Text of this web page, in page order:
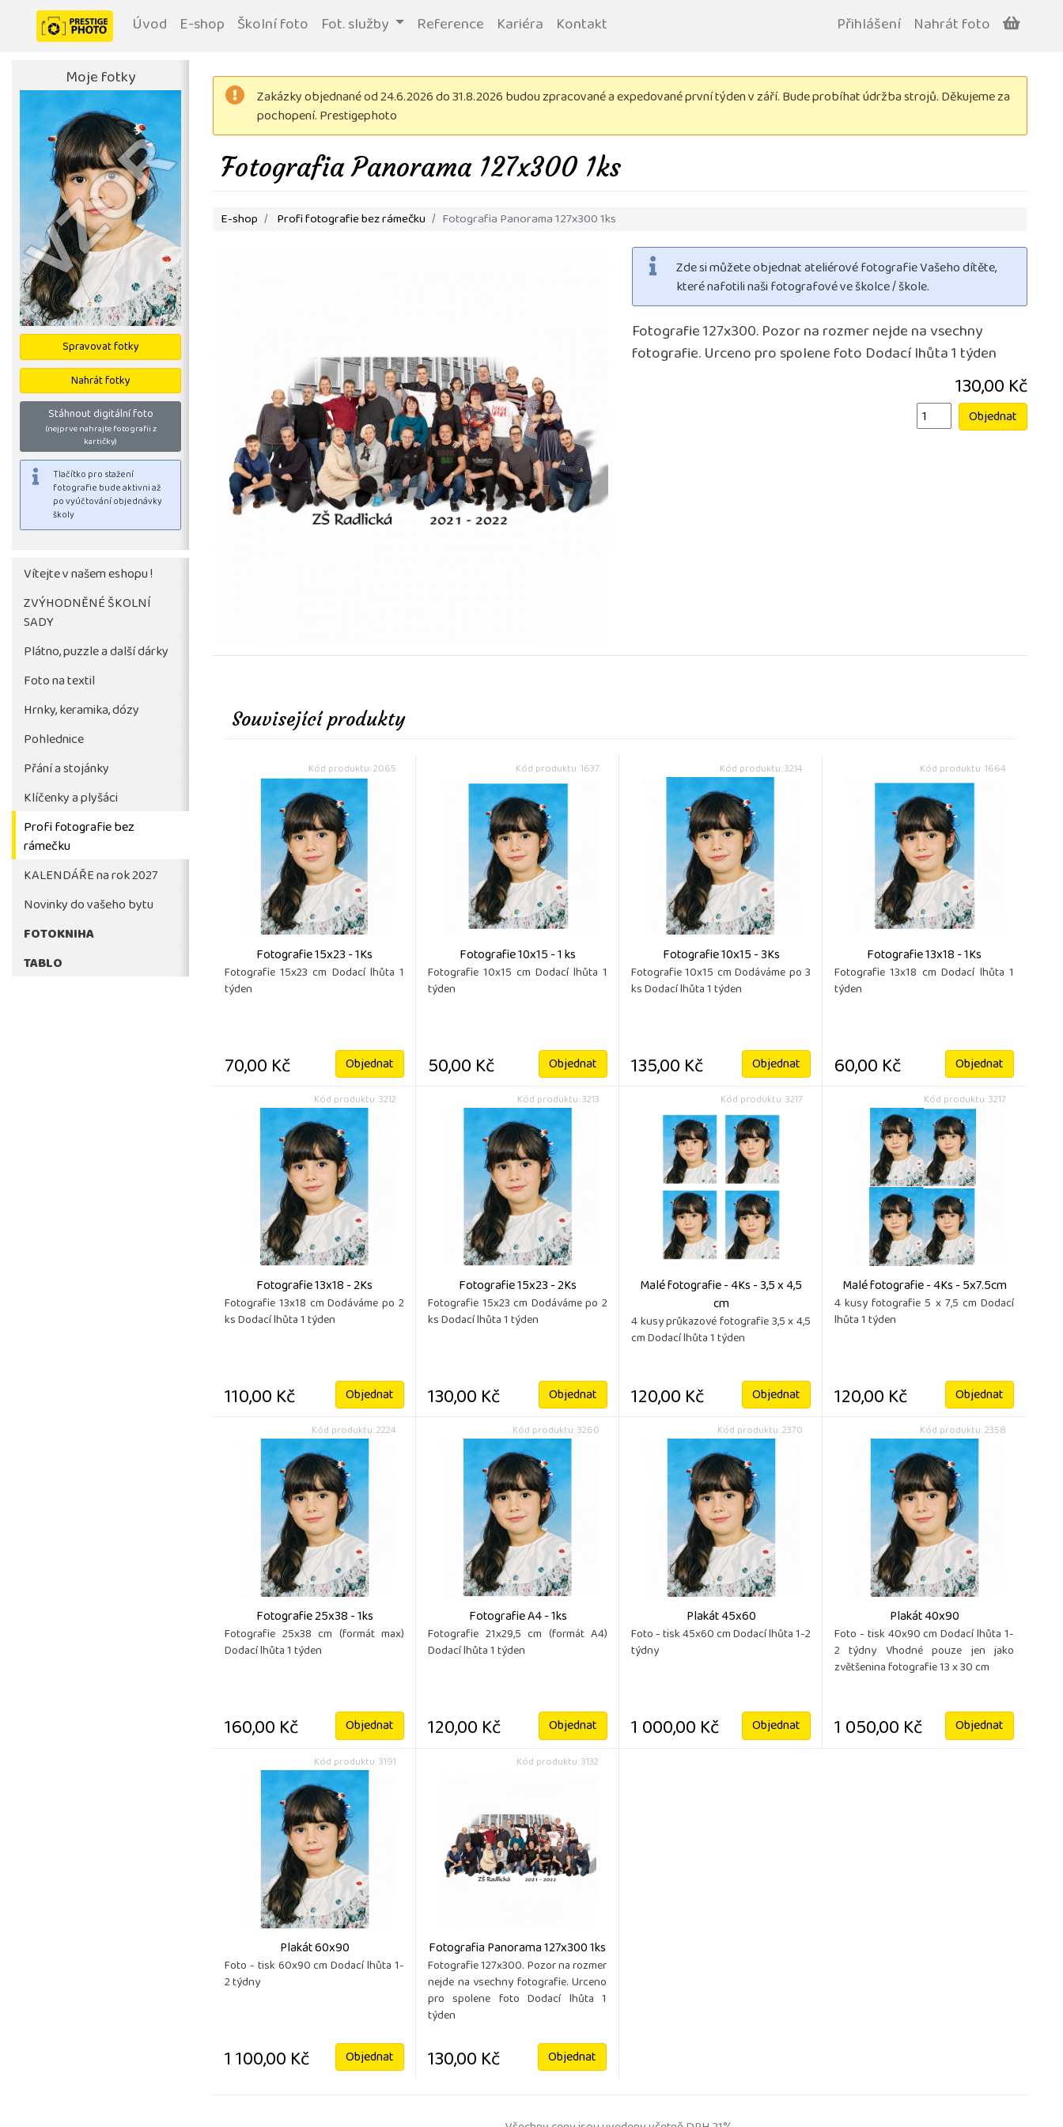
Úvod E-shop Školní foto Fot. služby Reference Kariéra Kontakt Přihlášení Nahrát foto
Moje fotky
Spravovat fotky
Nahrát fotky
Stáhnout digitální foto
(nejprve nahrajte fotografii z
kartičky)
fotografie bude aktivni až
po vyúčtování objednávky
školy
Vítejte v našem eshopu !
ZVÝHODNĚNÉ ŠKOLNÍ
SADY
Plátno, puzzle a další dárky
Foto na textil
Hrnky, keramika, dózy
Pohlednice
Přání a stojánky
Klíčenky a plyšáci
Profi fotografie bez
rámečku
KALENDÁŘE na rok 2027
Novinky do vašeho bytu
FOTOKNIHA
TABLO
Zakázky objednané od 24.6.2026 do 31.8.2026 budou zpracované a expedované první týden v září. Bude probíhat údržba strojů. Děkujeme za
pochopení. Prestigephoto
Fotografia Panorama 127x300 1ks
E-shop Profi fotografie bez rámečku Fotografia Panorama 127x300 1ks
Zde si můžete objednat ateliérové fotografie Vašeho dítěte,
které nafotili naši fotografové ve školce / škole.
Fotografie 127x300. Pozor na rozmer nejde na vsechny
fotografie. Urceno pro spolene foto Dodací lhůta 1 týden
130,00 Kč
Objednat
Související produkty
Kód produktu: 2065
Fotografie 15x23 - 1Ks
Fotografie 15x23 cm Dodací lhůta 1
týden
70,00 Kč Objednat
Kód produktu: 1637
Fotografie 10x15 - 1 ks
Fotografie 10x15 cm Dodací lhůta 1
týden
50,00 Kč Objednat
Kód produktu: 3214
Fotografie 10x15 - 3Ks
Fotografie 10x15 cm Dodáváme po 3
ks Dodací lhůta 1 týden
135,00 Kč Objednat
Kód produktu: 1664
Fotografie 13x18 - 1Ks
Fotografie 13x18 cm Dodací lhůta 1
týden
60,00 Kč Objednat
Kód produktu: 3212
Fotografie 13x18 - 2Ks
Fotografie 13x18 cm Dodáváme po 2
ks Dodací lhůta 1 týden
110,00 Kč Objednat
Kód produktu: 3213
Fotografie 15x23 - 2Ks
Fotografie 15x23 cm Dodáváme po 2
ks Dodací lhůta 1 týden
130,00 Kč Objednat
Kód produktu: 3217
Malé fotografie - 4Ks - 3,5 x 4,5
cm
4 kusy průkazové fotografie 3,5 x 4,5
cm Dodací lhůta 1 týden
120,00 Kč Objednat
Kód produktu: 3217
Malé fotografie - 4Ks - 5x7.5cm
4 kusy fotografie 5 x 7,5 cm Dodací
lhůta 1 týden
120,00 Kč Objednat
Kód produktu: 2224
Fotografie 25x38 - 1ks
Fotografie 25x38 cm (formát max)
Dodací lhůta 1 týden
160,00 Kč Objednat
Kód produktu: 3260
Fotografie A4 - 1ks
Fotografie 21x29,5 cm (formát A4)
Dodací lhůta 1 týden
120,00 Kč Objednat
Kód produktu: 2370
Plakát 45x60
Foto - tisk 45x60 cm Dodací lhůta 1-2
týdny
1 000,00 Kč Objednat
Kód produktu: 2358
Plakát 40x90
Foto - tisk 40x90 cm Dodací lhůta 1-
2 týdny Vhodné pouze jen jako
zvětšenina fotografie 13 x 30 cm
1 050,00 Kč Objednat
Kód produktu: 3191
Plakát 60x90
Foto - tisk 60x90 cm Dodací lhůta 1-
2 týdny
1 100,00 Kč Objednat
Kód produktu: 3132
Fotografia Panorama 127x300 1ks
Fotografie 127x300. Pozor na rozmer
nejde na vsechny fotografie. Urceno
pro spolene foto Dodací lhůta 1
týden
130,00 Kč Objednat